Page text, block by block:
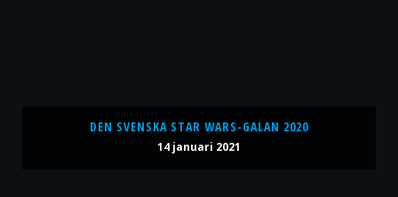
DEN SVENSKA STAR WARS-GALAN 2020
14 januari 2021